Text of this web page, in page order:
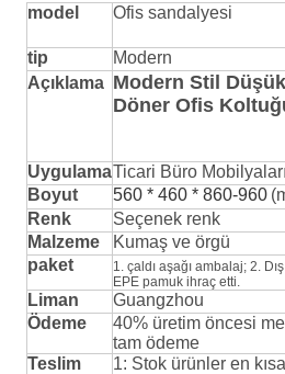
model Ofis sandalyesi
tip
Modern
Açıklama Modern Stil
Döner Ofis
UygulamaTicari Büro Mobilyaları
Boyut
560 * 460 * 860-960
Renk
Seçenek renk
Malzeme
Kumaş ve örgü
paket
1. çaldı aşağı ambalaj; 2.
EPE pamuk ihraç etti.
Liman
Guangzhou
Ödeme
40% üretim öncesi
tam ödeme
Teslim
1: Stok ürünler en